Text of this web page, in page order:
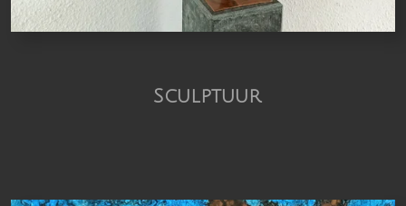
Sculptuur